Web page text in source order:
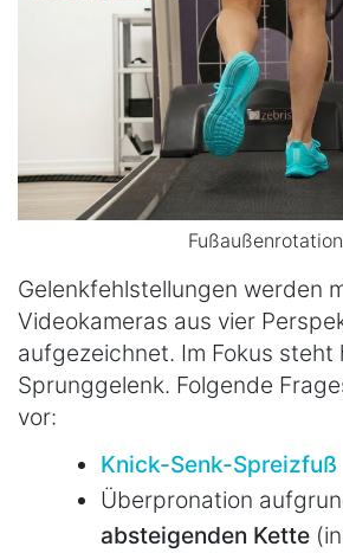
Fußaußenrotation
Gelenkfehlstellungen werden
Videokameras aus vier
aufgezeichnet. Im Fokus steht
Sprunggelenk. Folgende
vor:
Knick-Senk-Spreizfuß
Überpronation
absteigenden Kette